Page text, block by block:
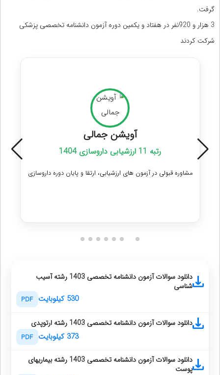
گرفت.
3 هزار و 920نفر در هفتاد و یکمین دوره آزمون دانشنامه تخصصی پزشکی
شرکت کردند
آویشن جمالی
رتبه 11 ارزشیابی داروسازی 1404
مشاوره قبولی در آزمون های ارزشیابی، ارتقا و پایان دوره داروسازی
دانلود سوالات آزمون دانشنامه تخصصی 1403 رشته آسیب
شناسی
530 کیلوبایت PDF
دانلود سوالات آزمون دانشنامه تخصصی 1403 رشته ارتوپدی
373 کیلوبایت PDF
دانلود سوالات آزمون دانشنامه تخصصی 1403 رشته بیماریهای
پوست